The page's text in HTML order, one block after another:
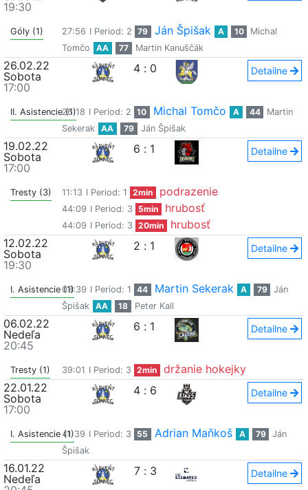
19:30
Góly (1) 27:56 I Period: 2 79 Ján Špišak A 10
Michal
Tomčo
AA 77 Martin Kanuščák
26.02.22
Sobota
17:00
4 : 0 Detailne
II. Asistencie (1)
26:18 I Period: 2 10 Michal Tomčo A 44
Martin
Sekerak
AA 79 Ján Špišak
19.02.22
Sobota
17:00
6 : 1 Detailne
Tresty (3) 11:13 I Period: 1 2min podrazenie
44:09 I Period: 3 5min hrubosť
44:09 I Period: 3 20min
hrubosť
12.02.22
Sobota
19:30
2 : 1 Detailne
I. Asistencie (1)03:39 I Period: 1 44 Martin Sekerak A 79
Ján
Špišak
AA 18 Peter Kall
06.02.22
Nedeľa
20:45
6 : 1 Detailne
Tresty (1) 39:01 I Period: 3 2min
držanie hokejky
22.01.22
Sobota
17:00
4 : 6 Detailne
I. Asistencie (1)41:39 I Period: 3 55 Adrian Maňkoš A 79
Ján
Špišak
16.01.22
Nedeľa
7 : 3 Detailne